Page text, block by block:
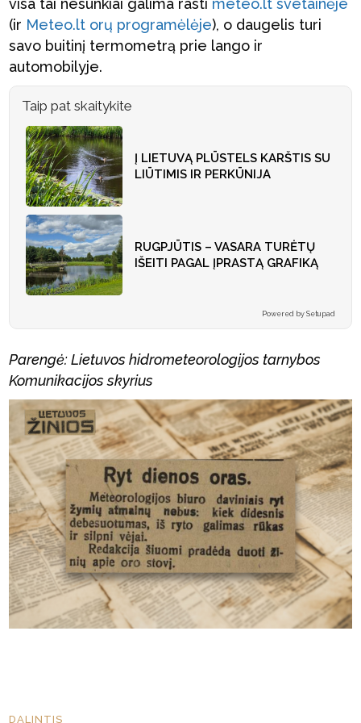
visa tai nesunkiai galima rasti meteo.lt svetainėje
(ir Meteo.lt orų programėlėje), o daugelis turi
savo buitinį termometrą prie lango ir
automobilyje.
Taip pat skaitykite
Į LIETUVĄ PLŪSTELS KARŠTIS SU
LIŪTIMIS IR PERKŪNIJA
RUGPJŪTIS – VASARA TURĖTŲ
IŠEITI PAGAL ĮPRASTĄ GRAFIKĄ
Powered by Setupad
Parengė: Lietuvos hidrometeorologijos tarnybos
Komunikacijos skyrius
DALINTIS